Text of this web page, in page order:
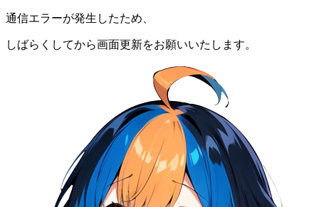
通信エラーが発生したため、
しばらくしてから画面更新をお願いいたします。